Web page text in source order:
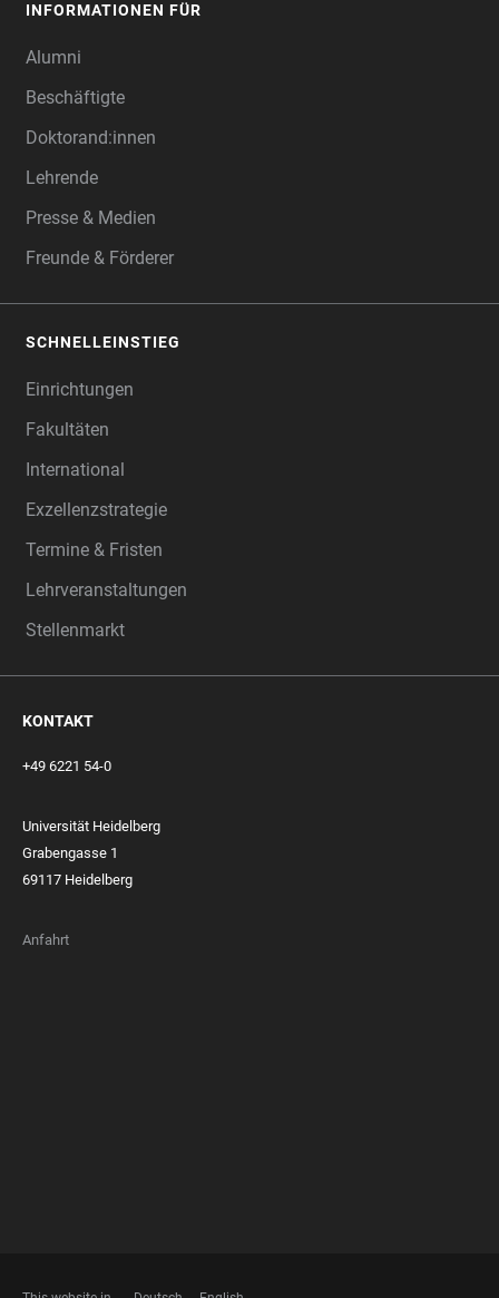
INFORMATIONEN FÜR
Alumni
Beschäftigte
Doktorand:innen
Lehrende
Presse & Medien
Freunde & Förderer
SCHNELLEINSTIEG
Einrichtungen
Fakultäten
International
Exzellenzstrategie
Termine & Fristen
Lehrveranstaltungen
Stellenmarkt
KONTAKT
+49 6221 54-0
Universität Heidelberg
Grabengasse 1
69117 Heidelberg
Anfahrt